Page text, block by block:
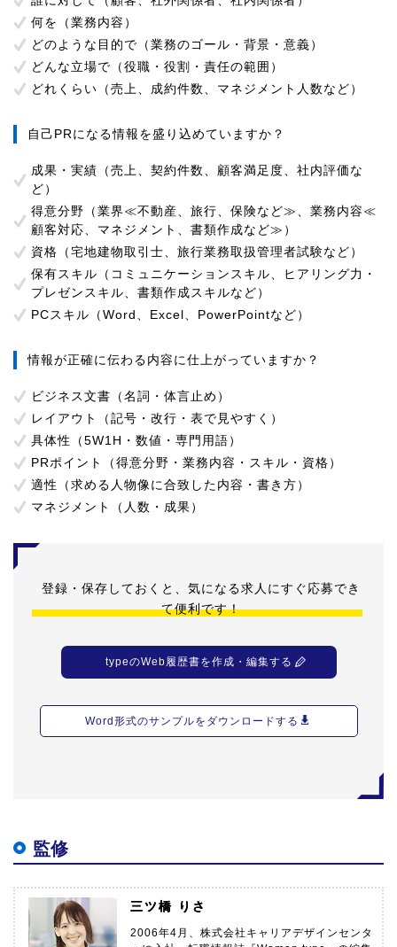
何を（業務内容）
どのような目的で（業務のゴール・背景・意義）
どんな立場で（役職・役割・責任の範囲）
どれくらい（売上、成約件数、マネジメント人数など）
自己PRになる情報を盛り込めていますか？
成果・実績（売上、契約件数、顧客満足度、社内評価な
ど）
得意分野（業界≪不動産、旅行、保険など≫、業務内容≪
顧客対応、マネジメント、書類作成など≫）
資格（宅地建物取引士、旅行業務取扱管理者試験など）
保有スキル（コミュニケーションスキル、ヒアリング力・
プレゼンスキル、書類作成スキルなど）
PCスキル（Word、Excel、PowerPointなど）
情報が正確に伝わる内容に仕上がっていますか？
ビジネス文書（名詞・体言止め）
レイアウト（記号・改行・表で見やすく）
具体性（5W1H・数値・専門用語）
PRポイント（得意分野・業務内容・スキル・資格）
適性（求める人物像に合致した内容・書き方）
マネジメント（人数・成果）
登録・保存しておくと、気になる求人にすぐ応募でき
て便利です！
typeのWeb履歴書を作成・編集する
Word形式のサンプルをダウンロードする
監修
三ツ橋 りさ
2006年4月、株式会社キャリアデザインセンタ